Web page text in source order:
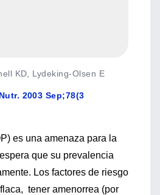
KD, Lydeking-Olsen E
2003 Sep;78(3
es una amenaza para la
que su prevalencia
Los factores de riesgo
tener amenorrea (por